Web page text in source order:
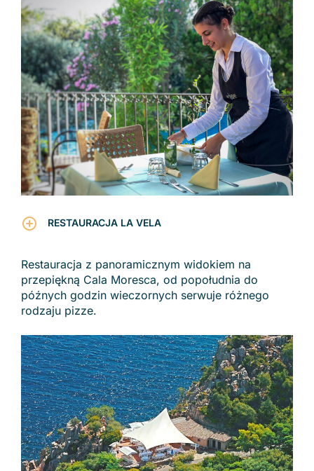
RESTAURACJA LA VELA
Restauracja z panoramicznym widokiem na
przepiękną Cala Moresca, od popołudnia do
późnych godzin wieczornych serwuje różnego
rodzaju pizze.